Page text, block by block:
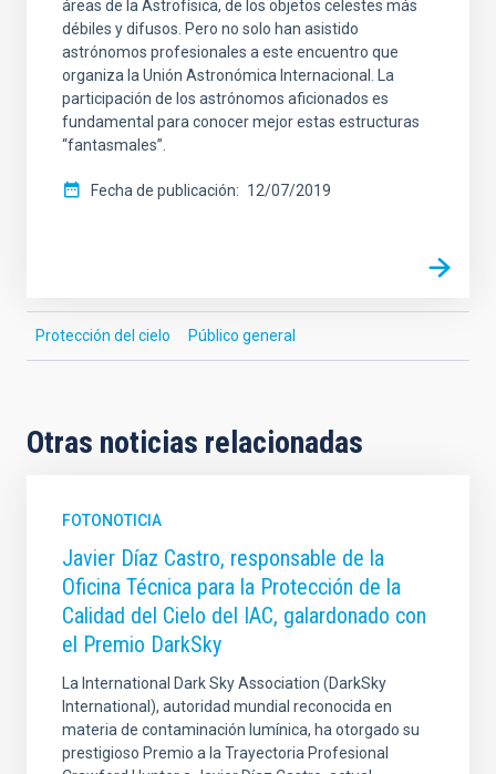
áreas de la Astrofísica, de los objetos celestes más
débiles y difusos. Pero no solo han asistido
astrónomos profesionales a este encuentro que
organiza la Unión Astronómica Internacional. La
participación de los astrónomos aficionados es
fundamental para conocer mejor estas estructuras
“fantasmales”.
Fecha de publicación 12/07/2019
Protección del cielo Público general
Otras noticias relacionadas
FOTONOTICIA
Javier Díaz Castro, responsable de la
Oficina Técnica para la Protección de la
Calidad del Cielo del IAC, galardonado con
el Premio DarkSky
La International Dark Sky Association (DarkSky
International), autoridad mundial reconocida en
materia de contaminación lumínica, ha otorgado su
prestigioso Premio a la Trayectoria Profesional